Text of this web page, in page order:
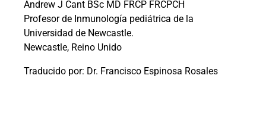
Andrew J Cant BSc MD FRCP FRCPCH
Profesor de Inmunología pediátrica de la
Universidad de Newcastle.
Newcastle, Reino Unido
Traducido por: Dr. Francisco Espinosa Rosales